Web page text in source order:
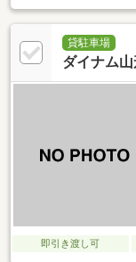
貸駐車場
ダイナム
即引き渡し可